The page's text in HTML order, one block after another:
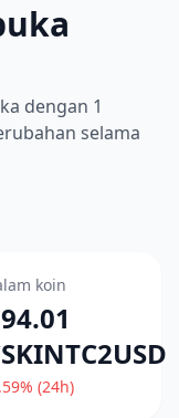
dengan 1
selama
koin
(24h)